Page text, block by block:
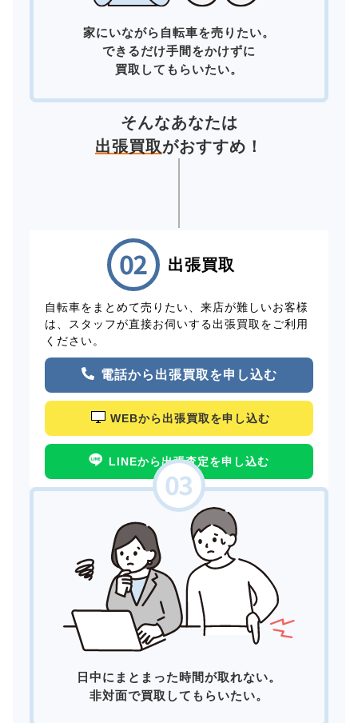
家にいながら自転車を売りたい。
できるだけ手間をかけずに
買取してもらいたい。
そんなあなたは
出張買取がおすすめ！
出張買取
自転車をまとめて売りたい、来店が難しいお客様
は、スタッフが直接お伺いする出張買取をご利用
ください。
電話から出張買取を申し込む
WEBから出張買取を申し込む
LINEから出張査定を申し込む
日中にまとまった時間が取れない。
非対面で買取してもらいたい。